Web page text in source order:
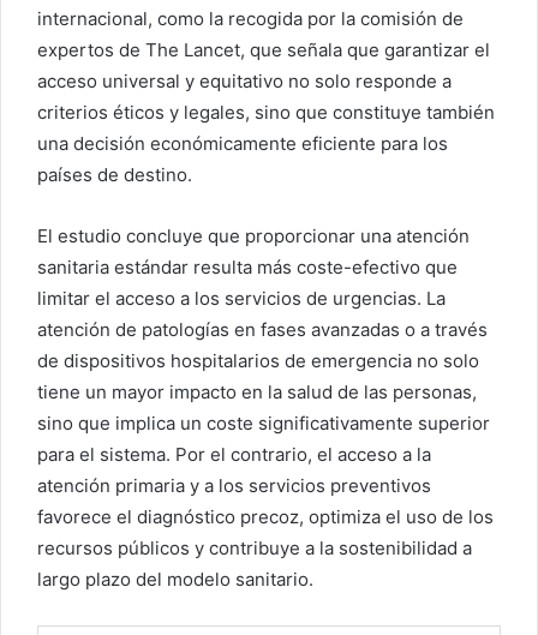
internacional, como la recogida por la comisión de
expertos de The Lancet, que señala que garantizar el
acceso universal y equitativo no solo responde a
criterios éticos y legales, sino que constituye también
una decisión económicamente eficiente para los
países de destino.
El estudio concluye que proporcionar una atención
sanitaria estándar resulta más coste-efectivo que
limitar el acceso a los servicios de urgencias. La
atención de patologías en fases avanzadas o a través
de dispositivos hospitalarios de emergencia no solo
tiene un mayor impacto en la salud de las personas,
sino que implica un coste significativamente superior
para el sistema. Por el contrario, el acceso a la
atención primaria y a los servicios preventivos
favorece el diagnóstico precoz, optimiza el uso de los
recursos públicos y contribuye a la sostenibilidad a
largo plazo del modelo sanitario.